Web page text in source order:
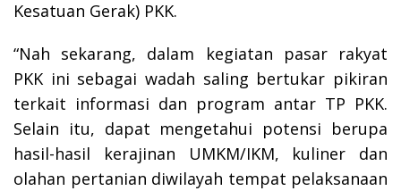
Kesatuan Gerak) PKK.
“Nah sekarang, dalam kegiatan pasar rakyat
PKK ini sebagai wadah saling bertukar pikiran
terkait informasi dan program antar TP PKK.
Selain itu, dapat mengetahui potensi berupa
hasil-hasil kerajinan UMKM/IKM, kuliner dan
olahan pertanian diwilayah tempat pelaksanaan